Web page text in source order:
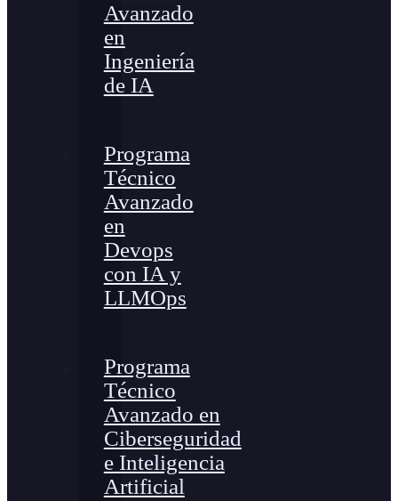
Avanzado
en
Ingeniería
de IA
Programa
Técnico
Avanzado
en
Devops
con IA y
LLMOps
Programa
Técnico
Avanzado en
Ciberseguridad
e Inteligencia
Artificial